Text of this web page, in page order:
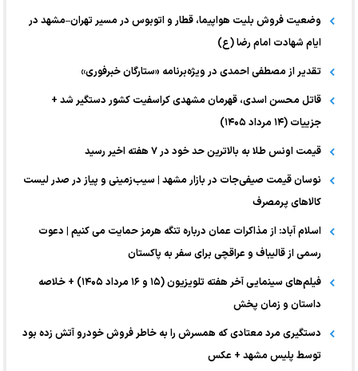
وضعیت فروش بلیت هواپیما، قطار و اتوبوس در مسیر تهران–مشهد در
ایام شهادت امام رضا (ع)
تقدیر از مصطفی احمدی در ویژه‌برنامه «ستارگان خبرفوری»
قاتل محسن اسدی، قهرمان مشهدی کراسفیت کشور دستگیر شد +
جزییات (۱۴ مرداد ۱۴۰۵)
قیمت اونس طلا به بالاترین حد خود در ۷ هفته اخیر رسید
نوسان قیمت صیفی‌جات در بازار مشهد | سیب‌زمینی و پیاز در صدر لیست
کالا‌های پرمصرف
اسلام آباد: از مذاکرات عمان درباره تنگه هرمز حمایت می کنیم | دعوت
رسمی از قالیباف و عراقچی برای سفر به پاکستان
فیلم‌های سینمایی آخر هفته تلویزیون (۱۵ و ۱۶ مرداد ۱۴۰۵) + خلاصه
داستان و زمان پخش
دستگیری مرد معتادی که همسرش را به خاطر فروش خودرو آتش زده بود
توسط پلیس مشهد + عکس